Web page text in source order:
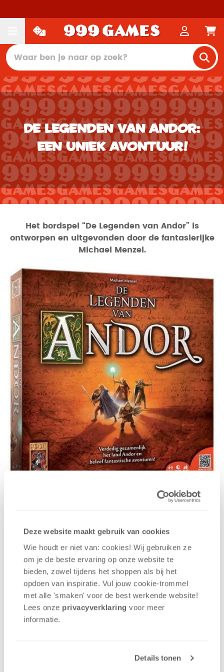
Deze website maakt gebruik van cookies
Wie houdt er niet van: cookies! Wij gebruiken ze
om je de beste ervaring op onze website te
bieden, zowel tijdens het shoppen als bij het
opdoen van inspiratie. Vul jouw cookie-trommel
met alle 'smaken' voor de best werkende website​!
Lees onze privacyverklaring voor meer
informatie.
Details tonen
De Legenden van Andor:
een uniek avontuur!
Het bordspel “De Legenden van Andor” is
ontworpen en uitgevonden door de fantasierijke
Michael Menzel.
Na een opleiding “technisch ontwerp” was hij
andere aan de PC-uitvoering van Ruimteschepen
van Catan. Zijn eerste bordspelillustraties maakte
hij voor Manga Manga (2004). Sindsdien heeft hij
van bordspelontwerpen zijn beroep gemaakt. Later
herontwierp hij onder andere het artwork van de 3e
editie van de Catanlijn en heeft hij inmiddels bijna
40 titels op zijn naam staan. Een spel in zijn geheel
ontwerpen ontstond bij toeval, volgens
zonder de complexiteit daarvan. Omdat we dit niet